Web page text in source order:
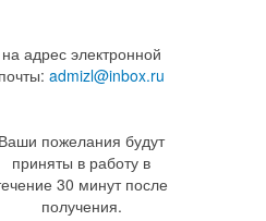
на адрес электронной
почты:admizl@inbox.ru
Ваши пожелания будут
приняты в работу в
30 минут после
получения.